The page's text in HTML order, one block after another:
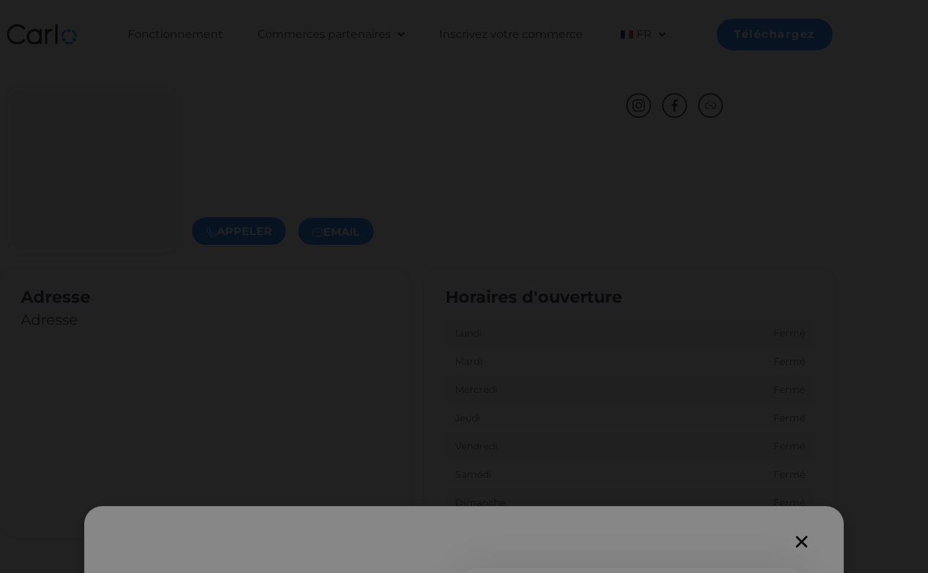
Fonctionnement Commerces partenaires Inscrivez votre commerce FR Téléchargez
APPELER EMAIL
Adresse
Adresse
Horaires d'ouverture